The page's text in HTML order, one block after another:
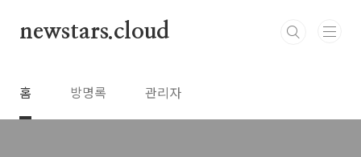
newstars.cloud
홈 방명록 관리자